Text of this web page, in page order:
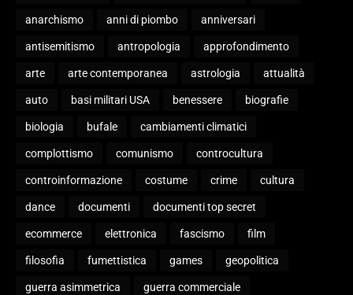
anarchismo anni di piombo anniversari
antisemitismo antropologia approfondimento
arte arte contemporanea astrologia attualità
auto basi militari USA benessere biografie
biologia bufale cambiamenti climatici
complottismo comunismo controcultura
controinformazione costume crime cultura
dance documenti documenti top secret
ecommerce elettronica fascismo film
filosofia fumettistica games geopolitica
guerra asimmetrica guerra commerciale